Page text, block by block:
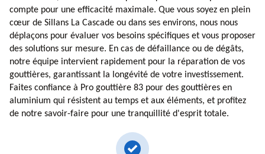
compte pour une efficacité maximale. Que vous soyez en plein
cœur de Sillans La Cascade ou dans ses environs, nous nous
déplaçons pour évaluer vos besoins spécifiques et vous proposer
des solutions sur mesure. En cas de défaillance ou de dégâts,
notre équipe intervient rapidement pour la réparation de vos
gouttières, garantissant la longévité de votre investissement.
Faites confiance à Pro gouttière 83 pour des gouttières en
aluminium qui résistent au temps et aux éléments, et profitez
de notre savoir-faire pour une tranquillité d'esprit totale.